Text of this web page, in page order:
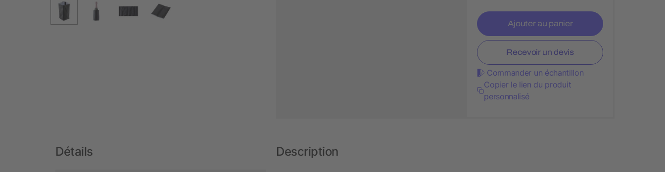
Ajouter au panier
Recevoir un devis
Commander un échantillon
Copier le lien du produit
personnalisé
Détails Description